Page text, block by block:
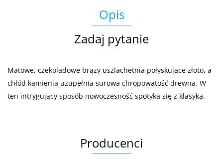
Opis
Zadaj pytanie
Matowe, czekoladowe brązy uszlachetnia połyskujące złoto, a
chłód kamienia uzupełnia surowa chropowatość drewna. W
ten intrygujący sposób nowoczesność spotyka się z klasyką.
Producenci